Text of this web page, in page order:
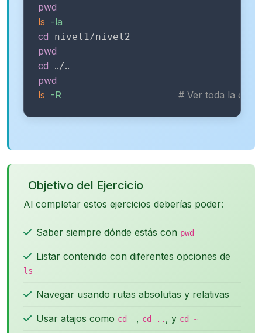
pwd
ls -la
cd
pwd
cd ../..
pwd
ls -R # Ver toda la
Objetivo del Ejercicio
Al completar estos ejercicios deberías poder:
Saber siempre dónde estás con pwd
Listar contenido con diferentes opciones de
ls
Navegar usando rutas absolutas y relativas
Usar atajos como cd -, cd .. , y cd ~